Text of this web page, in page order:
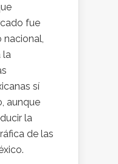
fue
la
sí
aunque
la
de las